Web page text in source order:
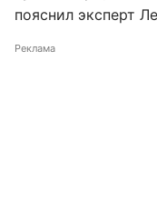
пояснил эксперт
Реклама